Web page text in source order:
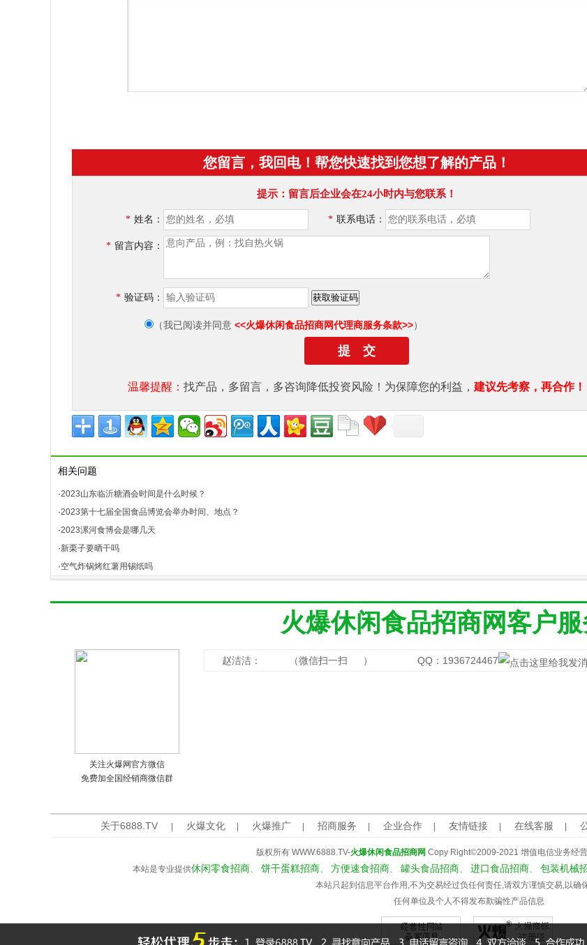
您留言，我回电！帮您快速找到您想了解的产品！
提示：留言后企业会在24小时内与您联系！
* 姓名： * 联系电话：
* 留言内容：
* 验证码：
（我已阅读并同意 <<火爆休闲食品招商网代理商服务条款>>）
温馨提醒： 找产品，多留言，多咨询降低投资风险！为保障您的利益， 建议先考察，再合作！
相关问题
·2023山东临沂糖酒会时间是什么时候？
·2023第十七届全国食品博览会举办时间、地点？
·2023漯河食博会是哪几天
·新栗子要晒干吗
·空气炸锅烤红薯用锡纸吗
火爆休闲食品招商网客户
关注火爆网官方微信
免费加全国经销商微信群
赵洁洁： （微信扫一扫 ） QQ：1936724467
关于6888.TV 火爆文化 火爆推广 招商服务 企业合作 友情链接 在线客服
版权所有 WWW.6888.TV-火爆休闲食品招商网 Copy Right©2009-2021 增值电信业务经
本站是专业提供休闲零食招商、 饼干蛋糕招商、 方便速食招商、 罐头食品招商、 进口食品招商、 包装机械
本站只起到信息平台作用,不为交易经过负任何责任,请双方谨慎交易,以确
任何单位及个人不得发布欺骗性产品信息